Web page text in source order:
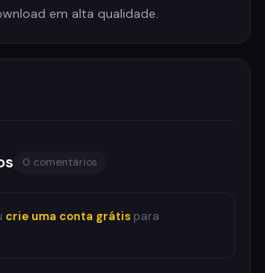
em alta qualidade.
0 comentários
crie uma conta grátis para